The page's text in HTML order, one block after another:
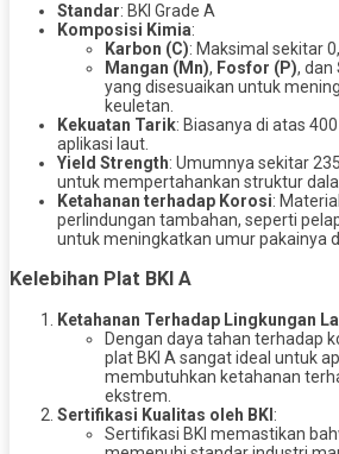
Standar: BKI Grade A
Komposisi Kimia:
Karbon (C): Maksimal sekitar
Mangan (Mn), Fosfor (P), dan
yang disesuaikan untuk
keuletan.
Kekuatan Tarik: Biasanya di atas
aplikasi laut.
Yield Strength: Umumnya sekitar
untuk mempertahankan struktur
Ketahanan terhadap Korosi:
perlindungan tambahan, seperti
untuk meningkatkan umur pakainya
Kelebihan Plat BKI A
Ketahanan Terhadap Lingkungan
Dengan daya tahan terhadap
plat BKI A sangat ideal untuk
membutuhkan ketahanan
ekstrem.
Sertifikasi Kualitas oleh BKI :
Sertifikasi BKI memastikan